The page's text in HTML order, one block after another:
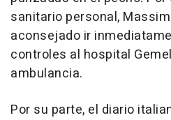
sanitario personal,
aconsejado ir
controles al hospital
ambulancia.
Por su parte, el diario